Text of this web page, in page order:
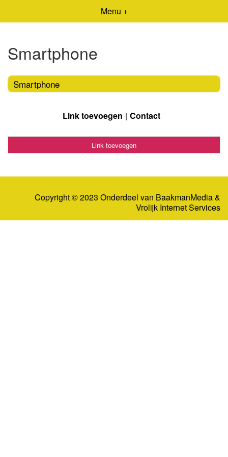
Menu +
Smartphone
Smartphone
Link toevoegen Contact
Link toevoegen
Copyright © 2023 Onderdeel van BaakmanMedia&
Vrolijk Internet Services